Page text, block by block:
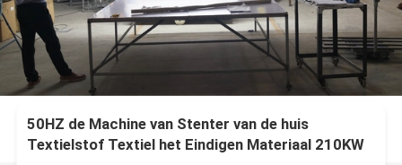
50HZ de Machine van Stenter van de huis
Textielstof Textiel het Eindigen Materiaal 210KW